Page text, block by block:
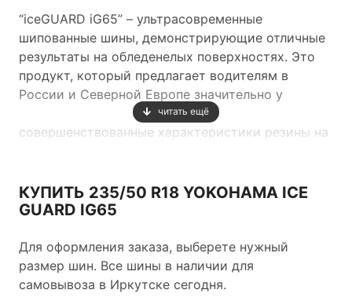
“iceGUARD iG65” – ультрасовременные
шипованные шины, демонстрирующие отличные
результаты на обледенелых поверхностях. Это
продукт, который предлагает водителям в
России и Северной Европе значительно у
совершенствованные характеристики резины на
более раннего варианта “iceGUARD”, iceGUARD
iG55”, которые получили признание за
с дорогой. У новых шин больше шипов и новое
распределение отверстий для шипов, когда
шипы располагаются в центре протектора шины,
читать ещё
КУПИТЬ 235/50 R18 YOKOHAMA ICE
GUARD IG65
Для оформления заказа, выберете нужный
размер шин. Все шины в наличии для
самовывоза в Иркутске сегодня.